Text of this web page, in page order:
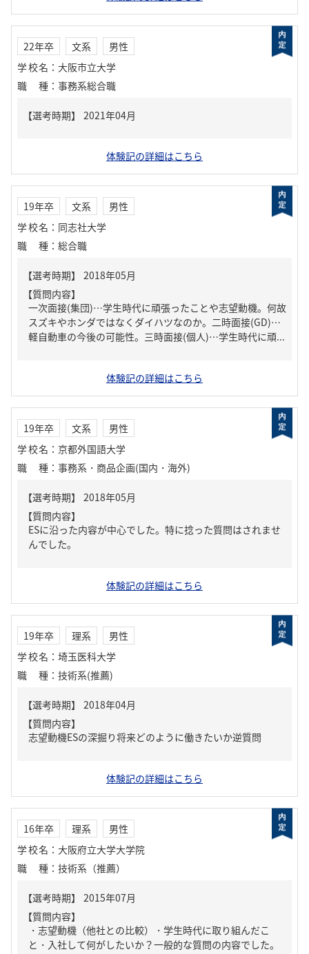
22年卒 文系
男性
学校名 ： 大阪市立大学
職種 ： 事務系総合職
体験記の詳細はこちら
19年卒 文系
男性
学校名 ： 同志社大学
職種 ： 総合職
【質問内容】
一次面接(集団)…学生時代に頑張ったことや志望動機。何故
スズキやホンダではなくダイハツなのか。二時面接(GD)…
軽自動車の今後の可能性。三時面接(個人)…学生時代に頑...
体験記の詳細はこちら
19年卒 文系
男性
学校名 ： 京都外国語大学
職種 ： 事務系・商品企画(国内・海外)
【質問内容】
ESに沿った内容が中心でした。特に捻った質問はされませ
んでした。
体験記の詳細はこちら
19年卒 理系
男性
学校名 ： 埼玉医科大学
職種 ： 技術系(推薦)
【質問内容】
志望動機ESの深掘り将来どのように働きたいか逆質問
体験記の詳細はこちら
16年卒 理系
男性
学校名 ： 大阪府立大学大学院
職種 ： 技術系（推薦）
【質問内容】
・志望動機（他社との比較）・学生時代に取り組んだこ
と・入社して何がしたいか？一般的な質問の内容でした。